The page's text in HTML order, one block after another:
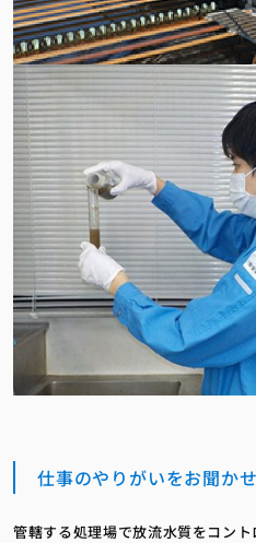
仕事のやりがいをお聞か
管轄する処理場で放流水質をコン